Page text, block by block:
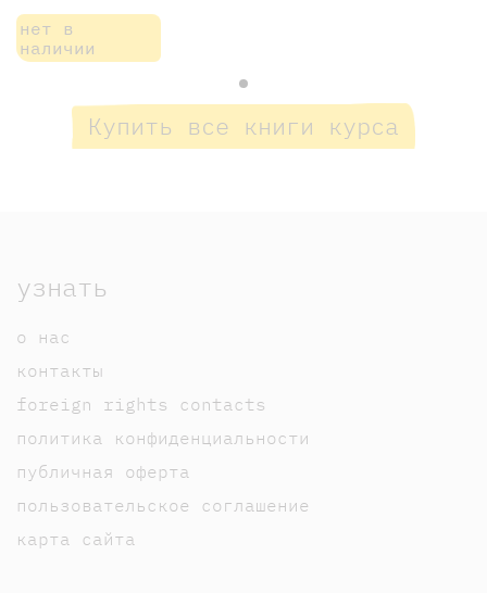
нет в
наличии
Купить все книги курса
узнать
о нас
контакты
foreign rights contacts
политика конфиденциальности
публичная оферта
пользовательское соглашение
карта сайта